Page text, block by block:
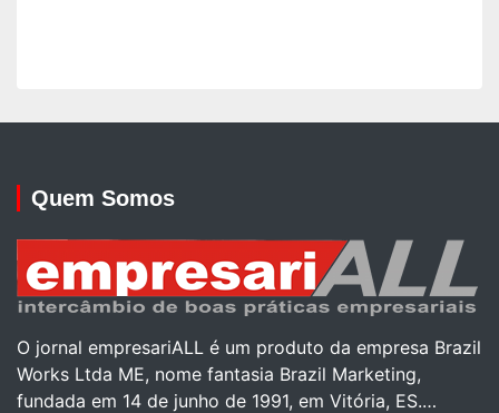
Quem Somos
O jornal empresariALL é um produto da empresa Brazil
Works Ltda ME, nome fantasia Brazil Marketing,
fundada em 14 de junho de 1991, em Vitória, ES.…